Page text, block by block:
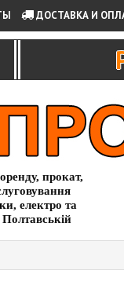
ДОСТАВКА И
прокат,
електро та
Полтавській